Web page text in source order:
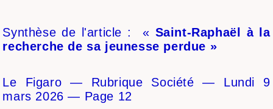
Synthèse de l'article : « Saint-Raphaël à la
recherche de sa jeunesse perdue »
Le Figaro — Rubrique Société — Lundi 9
mars 2026 — Page 12